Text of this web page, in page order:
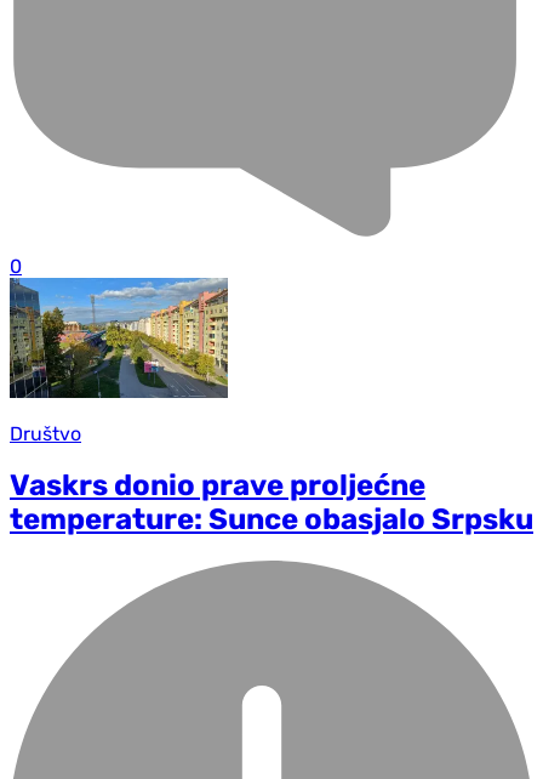
0
Društvo
Vaskrs donio prave proljećne
temperature: Sunce obasjalo Srpsku